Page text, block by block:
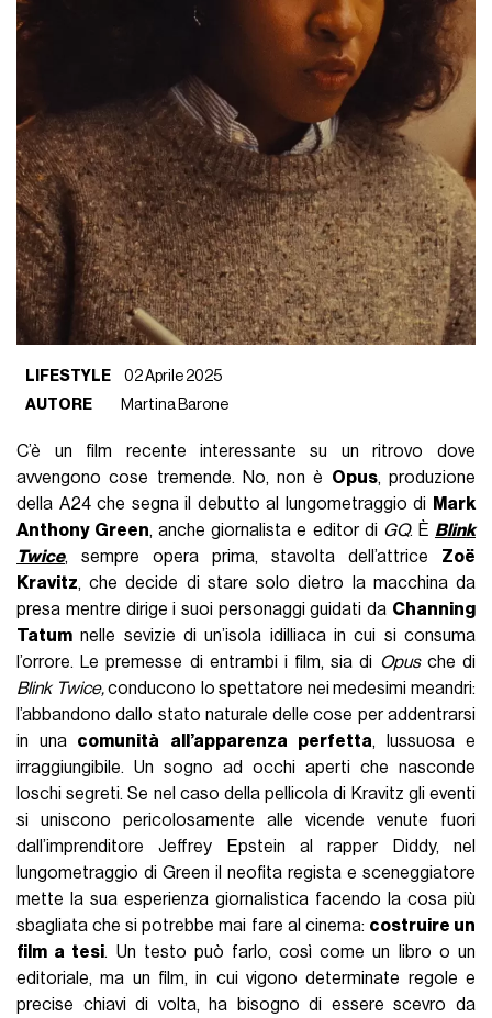
LIFESTYLE
02 Aprile 2025
AUTORE
Martina Barone
C’è un film recente interessante su un ritrovo dove
avvengono cose tremende. No, non è Opus, produzione
della A24 che segna il debutto al lungometraggio di
Mark
Anthony Green, anche giornalista e editor di GQ. È Blink
Twice, sempre opera prima, stavolta dell’attrice Zoë
Kravitz, che decide di stare solo dietro la macchina da
presa mentre dirige i suoi personaggi guidati da Channing
Tatum nelle sevizie di un’isola idilliaca in cui si consuma
l’orrore. Le premesse di entrambi i film, sia di Opusche di
Blink Twice,conducono lo spettatore nei medesimi meandri:
l’abbandono dallo stato naturale delle cose per addentrarsi
in una comunità all’apparenza perfetta, lussuosa e
irraggiungibile. Un sogno ad occhi aperti che nasconde
loschi segreti. Se nel caso della pellicola di Kravitz gli eventi
si uniscono pericolosamente alle vicende venute fuori
dall’imprenditore Jeffrey Epstein al rapper Diddy, nel
lungometraggio di Green il neofita regista e sceneggiatore
mette la sua esperienza giornalistica facendo la cosa più
sbagliata che si potrebbe mai fare al cinema: costruire un
film a tesi. Un testo può farlo, così come un libro o un
editoriale, ma un film, in cui vigono determinate regole e
precise chiavi di volta, ha bisogno di essere scevro da